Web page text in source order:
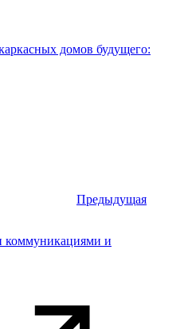
домов будущего:
Предыдущая
коммуникациями и